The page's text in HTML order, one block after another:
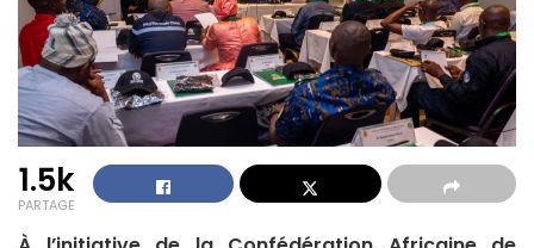
1.5k
PARTAGE